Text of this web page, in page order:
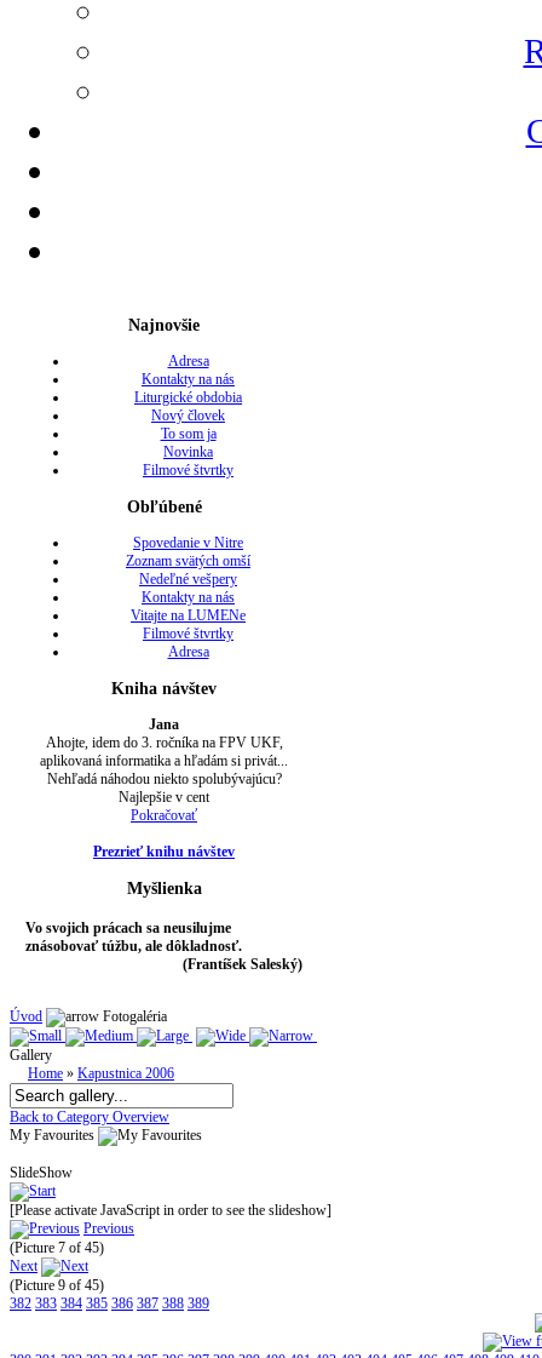
Najnovšie
Adresa
Kontakty na nás
Liturgické obdobia
Nový človek
To som ja
Novinka
Filmové štvrtky
Obľúbené
Spovedanie v Nitre
Zoznam svätých omší
Nedeľné vešpery
Kontakty na nás
Vitajte na LUMENe
Filmové štvrtky
Adresa
Kniha návštev
Jana
Ahojte, idem do 3. ročníka na FPV UKF,
aplikovaná informatika a hľadám si privát...
Nehľadá náhodou niekto spolubývajúcu?
Najlepšie v cent
Pokračovať
Prezrieť knihu návštev
Myšlienka
Vo svojich prácach sa neusilujme
znásobovať túžbu, ale dôkladnosť.
(Frantíšek Saleský)
Úvod Fotogaléria
Gallery
Home » Kapustnica 2006
Back to Category Overview
My Favourites
SlideShow
[Please activate JavaScript in order to see the slideshow]
Previous
(Picture 7 of 45)
Next
(Picture 9 of 45)
382 383 384 385 386 387 388 389